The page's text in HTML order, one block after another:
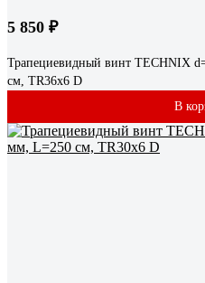
5 850 ₽
Трапециевидный винт TECHNIX
см, TR36х6 D
В